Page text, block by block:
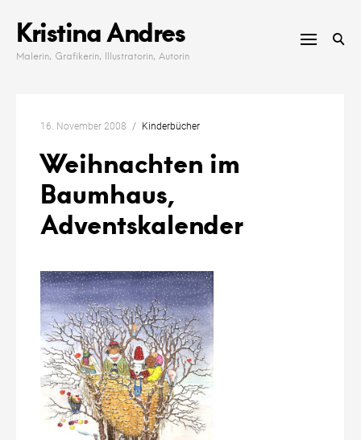
content
Kristina Andres
Malerin, Grafikerin, Illustratorin, Autorin
16. November 2008 Kinderbücher
Weihnachten im
Baumhaus,
Adventskalender